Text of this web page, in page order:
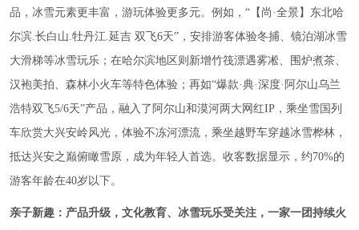
品，冰雪元素更丰富，游玩体验更多元。例如，“【尚·全景】东北哈
尔滨.长白山.牡丹江.延吉 双飞6天”，安排游客体验冬捕、镜泊湖冰雪
大滑梯等冰雪玩乐；在哈尔滨地区则新增竹筏漂遇雾凇、围炉煮茶、
汉袍美拍、森林小火车等特色体验；再如“爆款·典·深度·阿尔山乌兰
浩特双飞5/6天”产品，融入了阿尔山和漠河两大网红IP，乘坐雪国列
车欣赏大兴安岭风光，体验不冻河漂流，乘坐越野车穿越冰雪桦林，
抵达兴安之巅俯瞰雪原，成为年轻人首选。收客数据显示，约70%的
游客年龄在40岁以下。
亲子新趣：产品升级，文化教育、冰雪玩乐受关注，一家一团持续火